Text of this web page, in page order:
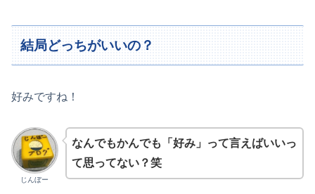
結局どっちがいいの？
好みですね！
じんぼー
なんでもかんでも「好み」って言えばいいっ
て思ってない？笑